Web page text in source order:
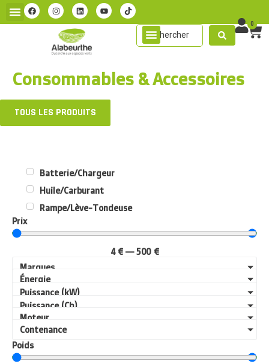
0
Consommables & Accessoires
TOUS LES PRODUITS
Batterie/Chargeur
Huile/Carburant
Rampe/Lève-Tondeuse
Prix
4 €—500 €
Marques
Énergie
Puissance (kW)
Puissance (Ch)
Moteur
Contenance
Poids